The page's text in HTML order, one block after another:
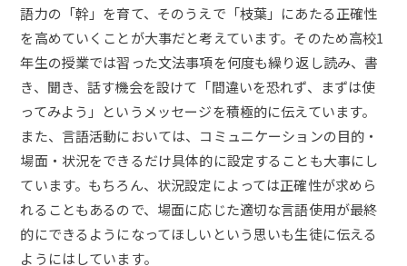
語力の「幹」を育て、そのうえで「枝葉」にあたる正確性
を高めていくことが大事だと考えています。そのため高校1
年生の授業では習った文法事項を何度も繰り返し読み、書
き、聞き、話す機会を設けて「間違いを恐れず、まずは使
ってみよう」というメッセージを積極的に伝えています。
また、言語活動においては、コミュニケーションの目的・
場面・状況をできるだけ具体的に設定することも大事にし
ています。もちろん、状況設定によっては正確性が求めら
れることもあるので、場面に応じた適切な言語使用が最終
的にできるようになってほしいという思いも生徒に伝える
ようにはしています。